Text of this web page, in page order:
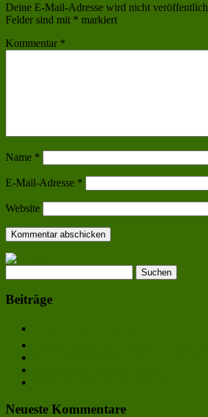
Deine E-Mail-Adresse wird nicht
Felder sind mit * markiert
Kommentar *
Name *
E-Mail-Adresse *
Website
nach:
Beiträge
Neueste Kommentare